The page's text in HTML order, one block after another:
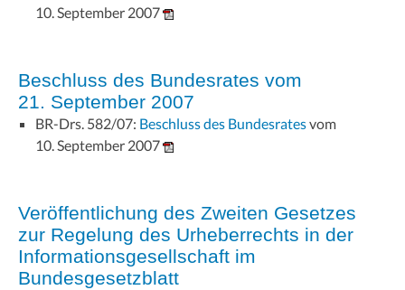
10. September 2007
Beschluss des Bundesrates vom
21. September 2007
BR-Drs. 582/07: Beschluss des Bundesratesvom
10. September 2007
Veröffentlichung des Zweiten Gesetzes
zur Regelung des Urheberrechts in der
Informationsgesellschaft im
Bundesgesetzblatt